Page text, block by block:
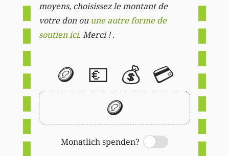
moyens, choisissez le montant de
votre don ou une autre forme de
soutien ici. Merci ! .
🪙 💶 💰 💳
🪙
Monatlich spenden?
Switch